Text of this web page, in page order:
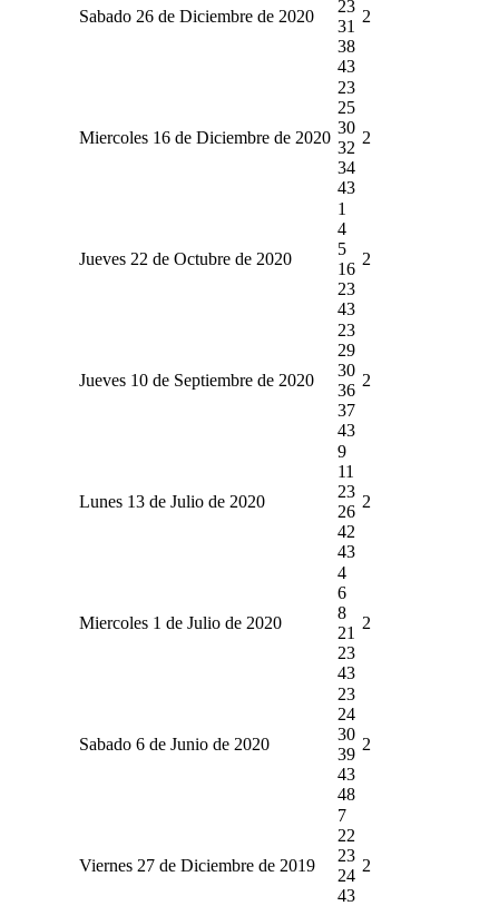
Sabado 26 de Diciembre de 2020
23
31
38
43
2
Miercoles 16 de Diciembre de 2020
23
25
30
32
34
43
2
Jueves 22 de Octubre de 2020
1
4
5
16
23
43
2
Jueves 10 de Septiembre de 2020
23
29
30
36
37
43
2
Lunes 13 de Julio de 2020
9
11
23
26
42
43
2
Miercoles 1 de Julio de 2020
4
6
8
21
23
43
2
Sabado 6 de Junio de 2020
23
24
30
39
43
48
2
Viernes 27 de Diciembre de 2019
7
22
23
24
43
2